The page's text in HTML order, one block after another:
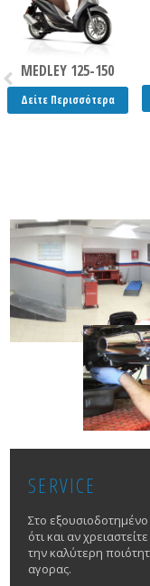
MEDLEY 125-150
Δείτε Περισσότερα
SERVICE
Στο
ότι και αν
την καλύτερη
αγορας.